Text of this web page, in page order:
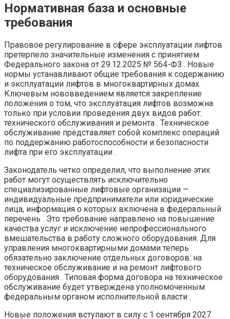
Нормативная база и основные
требования
Правовое регулирование в сфере эксплуатации лифтов
претерпело значительные изменения с принятием
Федерального закона от 29.12.2025 № 564-ФЗ . Новые
нормы устанавливают общие требования к содержанию
и эксплуатации лифтов в многоквартирных домах.
Ключевым нововведением является закрепление
положения о том, что эксплуатация лифтов возможна
только при условии проведения двух видов работ:
технического обслуживания и ремонта . Техническое
обслуживание представляет собой комплекс операций
по поддержанию работоспособности и безопасности
лифта при его эксплуатации .
Законодатель четко определил, что выполнение этих
работ могут осуществлять исключительно
специализированные лифтовые организации —
индивидуальные предприниматели или юридические
лица, информация о которых включена в федеральный
перечень . Это требование направлено на повышение
качества услуг и исключение непрофессионального
вмешательства в работу сложного оборудования. Для
управления многоквартирными домами теперь
обязательно заключение отдельных договоров: на
техническое обслуживание и на ремонт лифтового
оборудования . Типовая форма договора на техническое
обслуживание будет утверждена уполномоченным
федеральным органом исполнительной власти .
Новые положения вступают в силу с 1 сентября 2027